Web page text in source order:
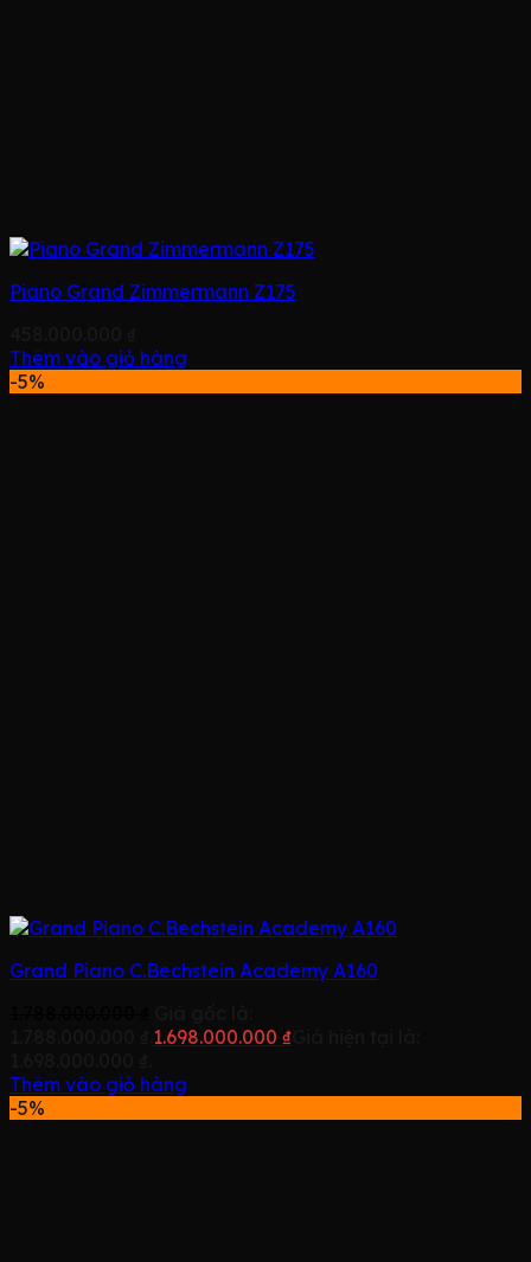
Piano Grand Zimmermann Z175
Thêm vào giỏ hàng
-5%
Grand Piano C.Bechstein Academy A160
1.698.000.000 ₫
Thêm vào giỏ hàng
-5%